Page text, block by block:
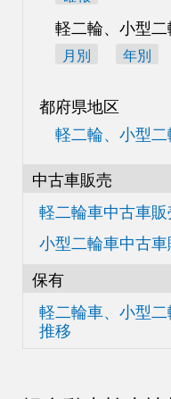
軽二輪、小型
月別 年別
都府県地区
軽二輪、小型
中古車販売
軽二輪車中古車
小型二輪車中古
保有
軽二輪車、小型
推移